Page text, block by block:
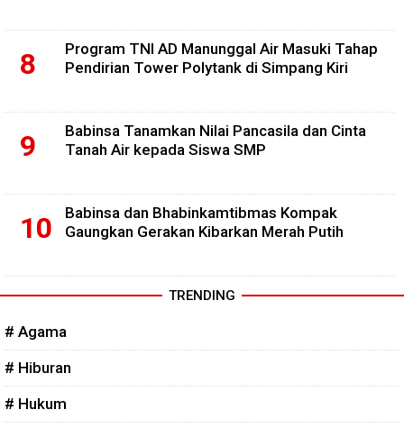
Program TNI AD Manunggal Air Masuki Tahap
Pendirian Tower Polytank di Simpang Kiri
Babinsa Tanamkan Nilai Pancasila dan Cinta
Tanah Air kepada Siswa SMP
Babinsa dan Bhabinkamtibmas Kompak
Gaungkan Gerakan Kibarkan Merah Putih
TRENDING
# Agama
# Hiburan
# Hukum